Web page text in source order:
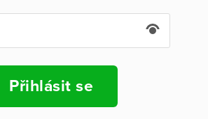
Přihlásit se